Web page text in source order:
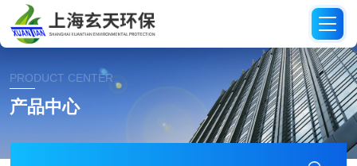
PRODUCT CENTER
产品中心